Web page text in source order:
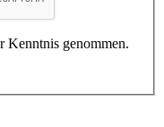
Kenntnis genommen.